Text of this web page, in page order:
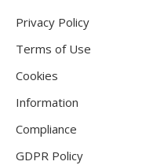
Privacy Policy
Terms of Use
Cookies
Information
Compliance
GDPR Policy